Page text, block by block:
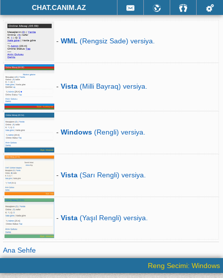
CHAT.CANIM.AZ
- WML (Rengsiz Sade) versiya.
- Vista (Milli Bayraq) versiya.
- Windows (Rengli) versiya.
- Vista (Sarı Rengli) versiya.
- Vista (Yaşıl Rengli) versiya.
Ana Sehfe
Reng Secimi: Windows